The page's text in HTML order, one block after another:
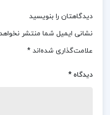
یک نگاه جامع به فلسفه
تعاملات دینی،
می‌پردازد و نشان می‌دهد که
دینی خود برای ایجاد
دیدگاهتان را بنویسید
نشانی ایمیل شما منتشر
علامت‌گذاری شده‌اند *
دیدگاه *